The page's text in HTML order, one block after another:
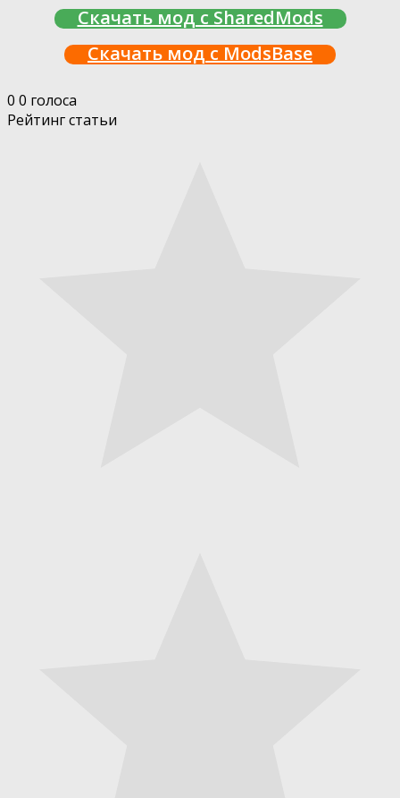
Скачать мод с SharedMods
Скачать мод с ModsBase
0 0 голоса
Рейтинг статьи